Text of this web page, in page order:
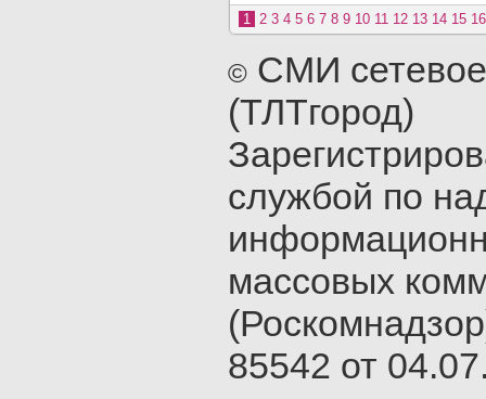
1 2 3 4 5 6 7 8 9 10 11 12 13 14 15 16
© СМИ
(ТЛТгород)
службой по
массовых
85542 от